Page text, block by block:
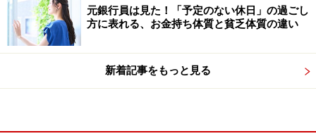
元銀行員は見た！「予定のない休日」の過ごし
方に表れる、お金持ち体質と貧乏体質の違い
新着記事をもっと見る